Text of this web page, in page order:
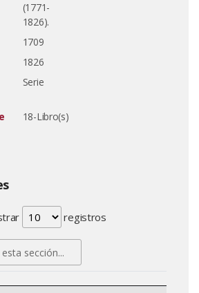
(1771-
1826).
1709
1826
Serie
18-Libro(s)
registros